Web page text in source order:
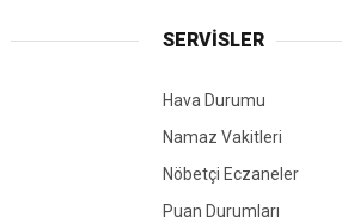
SERVİSLER
Hava Durumu
Namaz Vakitleri
Nöbetçi Eczaneler
Puan Durumları